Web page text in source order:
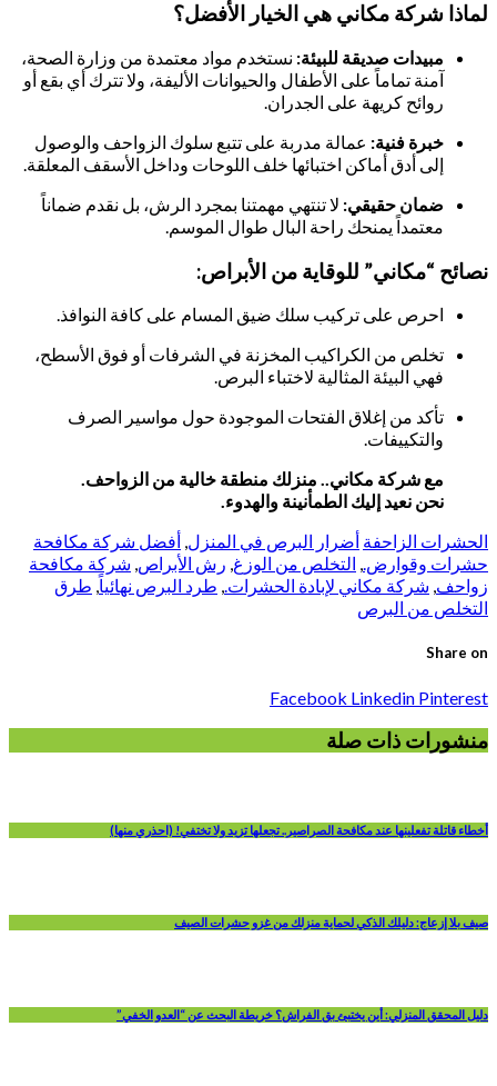
لماذا شركة مكاني هي الخيار الأفضل؟
مبيدات صديقة للبيئة: نستخدم مواد معتمدة من وزارة الصحة،
آمنة تماماً على الأطفال والحيوانات الأليفة، ولا تترك أي بقع أو
روائح كريهة على الجدران.
خبرة فنية: عمالة مدربة على تتبع سلوك الزواحف والوصول
إلى أدق أماكن اختبائها خلف اللوحات وداخل الأسقف المعلقة.
ضمان حقيقي: لا تنتهي مهمتنا بمجرد الرش، بل نقدم ضماناً
معتمداً يمنحك راحة البال طوال الموسم.
نصائح “مكاني” للوقاية من الأبراص:
احرص على تركيب سلك ضيق المسام على كافة النوافذ.
تخلص من الكراكيب المخزنة في الشرفات أو فوق الأسطح،
فهي البيئة المثالية لاختباء البرص.
تأكد من إغلاق الفتحات الموجودة حول مواسير الصرف
والتكييفات.
مع شركة مكاني.. منزلك منطقة خالية من الزواحف.
نحن نعيد إليك الطمأنينة والهدوء.
الحشرات الزاحفة أضرار البرص في المنزل, أفضل شركة مكافحة
حشرات وقوارض., التخلص من الوزغ, رش الأبراص, شركة مكافحة
زواحف, شركة مكاني لإبادة الحشرات., طرد البرص نهائياً, طرق
التخلص من البرص
Share on
Facebook Linkedin Pinterest
منشورات ذات صلة
أخطاء قاتلة تفعلينها عند مكافحة الصراصير.. تجعلها تزيد ولا تختفي! (احذري منها)
صيف بلا إزعاج: دليلك الذكي لحماية منزلك من غزو حشرات الصيف
دليل المحقق المنزلي: أين يختبئ بق الفراش؟ خريطة البحث عن “العدو الخفي”